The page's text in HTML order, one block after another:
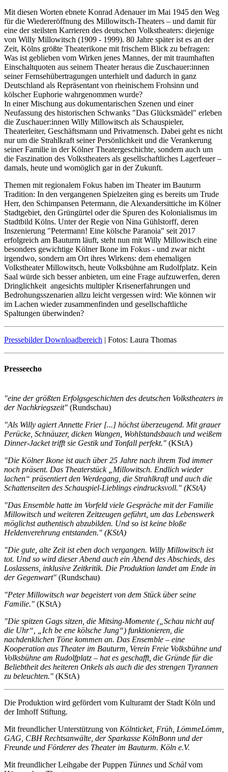
Mit diesen Worten ebnete Konrad Adenauer im Mai 1945 den Weg
für die Wiedereröffnung des Millowitsch-Theaters – und damit für
eine der steilsten Karrieren des deutschen Volkstheaters: diejenige
von Willy Millowitsch (1909 - 1999). 80 Jahre später ist es an der
Zeit, Kölns größte Theaterikone mit frischem Blick zu befragen:
Was ist geblieben vom Wirken jenes Mannes, der mit traumhaften
Einschaltquoten aus seinem Theater heraus die Zuschauer:innen
seiner Fernsehübertragungen unterhielt und dadurch in ganz
Deutschland als Repräsentant von rheinischem Frohsinn und
kölscher Euphorie wahrgenommen wurde?
In einer Mischung aus dokumentarischen Szenen und einer
Neufassung des historischen Schwanks "Das Glücksmädel" erleben
die Zuschauer:innen Willy Millowitsch als Schauspieler,
Theaterleiter, Geschäftsmann und Privatmensch. Dabei geht es nicht
nur um die Strahlkraft seiner Persönlichkeit und die Verankerung
seiner Familie in der Kölner Theatergeschichte, sondern auch um
die Faszination des Volkstheaters als gesellschaftliches Lagerfeuer –
damals, heute und womöglich gar in der Zukunft.
Themen mit regionalem Fokus haben im Theater im Bauturm
Tradition: In den vergangenen Spielzeiten ging es bereits um Trude
Herr, den Schimpansen Petermann, die Alexandersittiche im Kölner
Stadtgebiet, den Grüngürtel oder die Spuren des Kolonialismus im
Stadtbild Kölns. Unter der Regie von Nina Gühlstorff, deren
Inszenierung "Petermann! Eine kölsche Paranoia" seit 2017
erfolgreich am Bauturm läuft, steht nun mit Willy Millowitsch eine
besonders gewichtige Kölner Ikone im Fokus - und zwar nicht
irgendwo, sondern am Ort ihres Wirkens: dem ehemaligen
Volkstheater Millowitsch, heute Volksbühne am Rudolfplatz. Kein
Saal würde sich besser anbieten, um eine Frage aufzuwerfen, deren
Dringlichkeit angesichts multipler Krisenerfahrungen und
Bedrohungsszenarien allzu leicht vergessen wird: Wie können wir
im Lachen wieder zusammenfinden und gesellschaftliche
Spaltungen überwinden?
Pressebilder Downloadbereich | Fotos: Laura Thomas
Presseecho
"eine der größten Erfolgsgeschichten des deutschen Volkstheaters in
der Nachkriegszeit" (Rundschau)
"Als Willy agiert Annette Frier [...] höchst überzeugend. Mit grauer
Perücke, Schnäuzer, dicken Wangen, Wohlstandsbauch und weißem
Dinner-Jacket trifft sie Gestik und Tonfall perfekt." (KStA)
"Die Kölner Ikone ist auch über 25 Jahre nach ihrem Tod immer
noch präsent. Das Theaterstück „Millowitsch. Endlich wieder
lachen“ präsentiert den Werdegang, die Strahlkraft und auch die
Schattenseiten des Schauspiel-Lieblings eindrucksvoll." (KStA)
"Das Ensemble hatte im Vorfeld viele Gespräche mit der Familie
Millowitsch und weiteren Zeitzeugen geführt, um das Lebenswerk
möglichst authentisch abzubilden. Und so ist keine bloße
Heldenverehrung entstanden." (KStA)
"Die gute, alte Zeit ist eben doch vergangen. Willy Millowitsch ist
tot. Und so wird dieser Abend auch ein Abend des Abschieds, des
Loslassens, inklusive Zeitkritik. Die Produktion landet am Ende in
der Gegenwart" (Rundschau)
"Peter Millowitsch war begeistert von dem Stück über seine
Familie." (KStA)
"Die spitzen Gags sitzen, die Mitsing-Momente („Schau nicht auf
die Uhr“, „Ich be ene kölsche Jung“) funktionieren, die
nachdenklichen Töne kommen an. Das Ensemble – eine
Kooperation aus Theater im Bauturm, Verein Freie Volksbühne und
Volksbühne am Rudolfplatz – hat es geschafft, die Gründe für die
Beliebtheit des heiteren Onkels als auch die des strengen Tyrannen
zu beleuchten." (KStA)
Die Produktion wird gefördert vom Kulturamt der Stadt Köln und
der Imhoff Stiftung.
Mit freundlicher Unterstützung von Kölnticket, Früh, LömmeLömm,
GAG, CBH Rechtsanwälte, der Sparkasse KölnBonn und der
Freunde und Förderer des Theater im Bauturm. Köln e.V.
Mit freundlicher Leihgabe der Puppen Tünnes und Schäl vom